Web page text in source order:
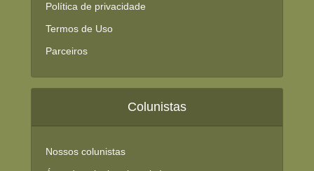
Política de privacidade
Termos de Uso
Parceiros
Colunistas
Nossos colunistas